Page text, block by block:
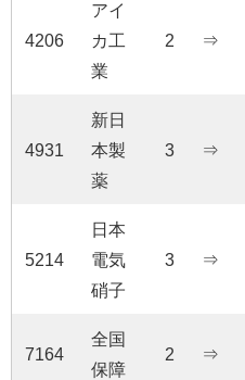
4206
アイ
カ工
業
2 ⇒
4931
新日
本製
薬
3 ⇒
5214
日本
電気
硝子
3 ⇒
7164
全国
保障
2 ⇒